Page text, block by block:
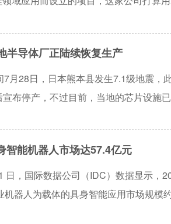
半导体厂正陆续恢复生产
月28日，日本熊本县发生7.1级地震，
布停产，不过目前，当地的芯片设施
智能机器人市场达57.4亿元
日，国际数据公司（IDC）数据显示，
机器人为载体的具身智能应用市场规模
器人本体性能逐步转向模型、数据、